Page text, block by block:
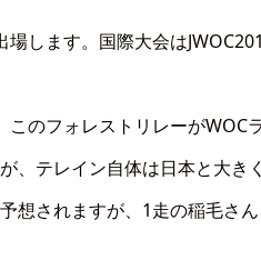
します。国際大会は
このフォレストリレーが
、テレイン自体は日本と大
想されますが、1走の稲毛さ